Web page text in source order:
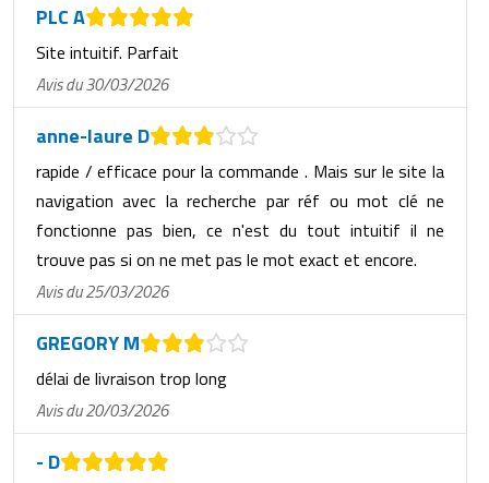
PLC A
Site intuitif. Parfait
Avis du 30/03/2026
anne-laure D
rapide / efficace pour la commande . Mais sur le site la
navigation avec la recherche par réf ou mot clé ne
fonctionne pas bien, ce n'est du tout intuitif il ne
trouve pas si on ne met pas le mot exact et encore.
Avis du 25/03/2026
GREGORY M
délai de livraison trop long
Avis du 20/03/2026
- D